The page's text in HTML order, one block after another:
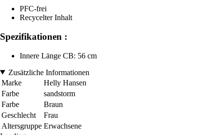
PFC-frei
Recycelter Inhalt
Spezifikationen :
Innere Länge CB: 56 cm
Zusätzliche Informationen
Marke
Helly Hansen
Farbe
sandstorm
Farbe
Braun
Geschlecht
Frau
Altersgruppe Erwachsene